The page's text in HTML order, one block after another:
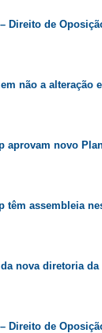
Direito de
não a alteração
aprovam novo
têm assembleia
nova diretoria da
Direito de